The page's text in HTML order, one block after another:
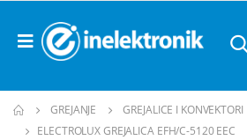
GREJANJE
GREJALICE I KONVEKTORI
ELECTROLUX GREJALICA EFH/C-5120 EEC